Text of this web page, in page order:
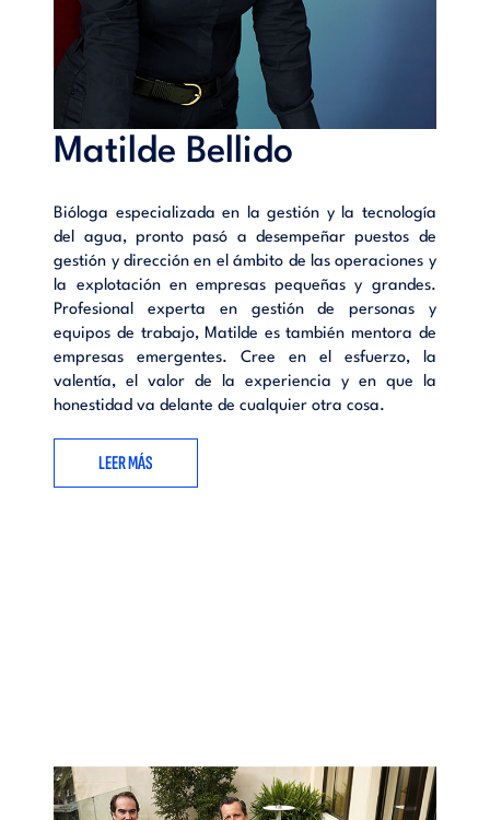
Matilde Bellido
Bióloga especializada en la gestión y la tecnología
del agua, pronto pasó a desempeñar puestos de
gestión y dirección en el ámbito de las operaciones y
la explotación en empresas pequeñas y grandes.
Profesional experta en gestión de personas y
equipos de trabajo, Matilde es también mentora de
empresas emergentes. Cree en el esfuerzo, la
valentía, el valor de la experiencia y en que la
honestidad va delante de cualquier otra cosa.
LEER MÁS